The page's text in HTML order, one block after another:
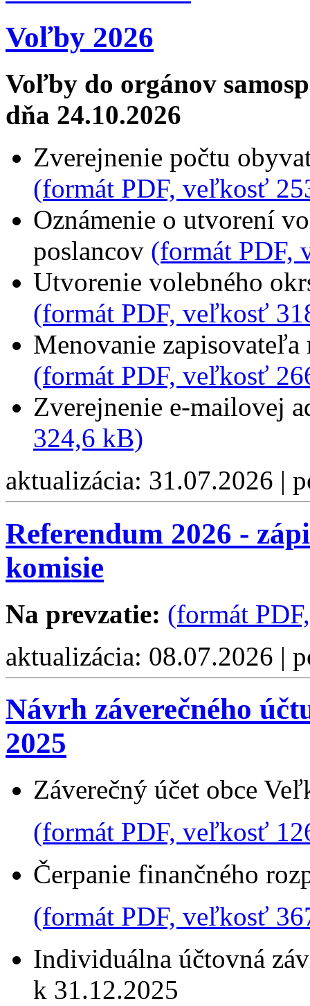
Voľby 2026
Voľby do orgánov
dňa 24.10.2026
Zverejnenie počtu
(formát PDF, veľkosť
Oznámenie o utvorení
poslancov (formát PDF,
Utvorenie volebného
(formát PDF, veľkosť
Menovanie
(formát PDF, veľkosť
Zverejnenie e-mailovej
324,6 kB)
aktualizácia: 31.07.2026 |
Referendum 2026 -
komisie
Na prevzatie: (formát
aktualizácia: 08.07.2026 |
Návrh záverečného
2025
Záverečný účet obce
(formát PDF, veľkosť
Čerpanie finančného
(formát PDF, veľkosť
Individuálna účtovná
k 31.12.2025